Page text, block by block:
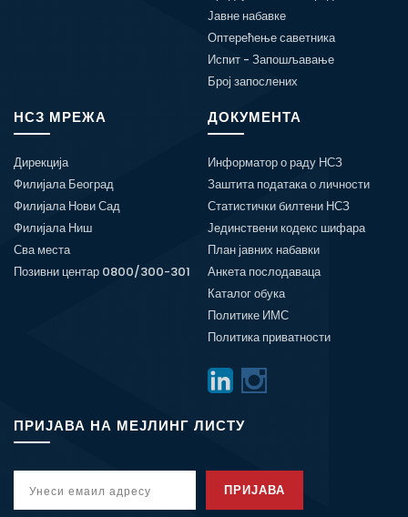
Јавне набавке
Оптерећење саветника
Испит - Запошљавање
Број запослених
НСЗ МРЕЖА
Дирекција
Филијала Београд
Филијала Нови Сад
Филијала Ниш
Сва места
Позивни центар 0800/300-301
ДОКУМЕНТА
Информатор о раду НСЗ
Заштита података о личности
Статистички билтени НСЗ
Јединствени кодекс шифара
План јавних набавки
Анкета послодаваца
Каталог обука
Политике ИМС
Политика приватности
ПРИЈАВА НА МЕЈЛИНГ ЛИСТУ
ПРИЈАВА